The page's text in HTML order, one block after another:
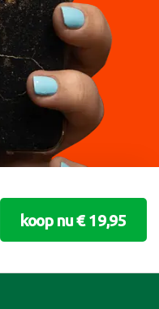
koop nu € 19,95